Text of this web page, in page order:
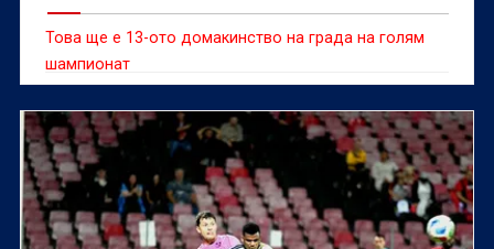
Това ще е 13-ото домакинство на града на голям
шампионат